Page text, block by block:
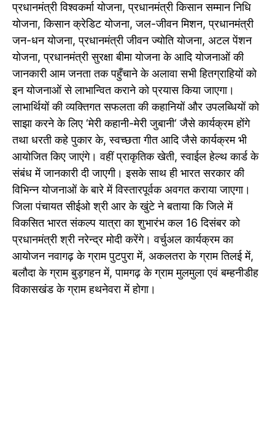
प्रधानमंत्री विश्वकर्मा योजना, प्रधानमंत्री किसान सम्मान निधि
योजना, किसान क्रेडिट योजना, जल-जीवन मिशन, प्रधानमंत्री
जन-धन योजना, प्रधानमंत्री जीवन ज्योति योजना, अटल पेंशन
योजना, प्रधानमंत्री सुरक्षा बीमा योजना के आदि योजनाओं की
जानकारी आम जनता तक पहुँचाने के अलावा सभी हितग्राहियों को
इन योजनाओं से लाभान्वित कराने को प्रयास किया जाएगा।
लाभार्थियों की व्यक्तिगत सफलता की कहानियों और उपलब्धियों को
साझा करने के लिए ‘मेरी कहानी-मेरी जुबानी‘ जैसे कार्यक्रम होंगे
तथा धरती कहे पुकार के, स्वच्छता गीत आदि जैसे कार्यक्रम भी
आयोजित किए जाएंगे। वहीं प्राकृतिक खेती, स्वाईल हेल्थ कार्ड के
संबंध में जानकारी दी जाएगी। इसके साथ ही भारत सरकार की
विभिन्न योजनाओं के बारे में विस्तारपूर्वक अवगत कराया जाएगा।
जिला पंचायत सीईओ श्री आर के खुंटे ने बताया कि जिले में
विकसित भारत संकल्प यात्रा का शुभारंभ कल 16 दिसंबर को
प्रधानमंत्री श्री नरेन्द्र मोदी करेंगे। वर्चुअल कार्यक्रम का
आयोजन नवागढ़ के ग्राम पुटपुरा में, अकलतरा के ग्राम तिलई में,
बलौदा के ग्राम बुड़गहन में, पामगढ़ के ग्राम मुलमुला एवं बम्हनीडीह
विकासखंड के ग्राम हथनेवरा में होगा।